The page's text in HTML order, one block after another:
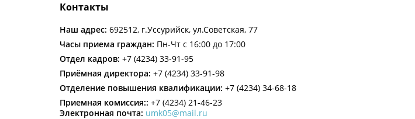
Контакты
Наш адрес: 692512, г.Уссурийск, ул.Советская, 77
Часы приема граждан: Пн-Чт с 16:00 до 17:00
Отдел кадров: +7 (4234) 33-91-95
Приёмная директора: +7 (4234) 33-91-98
Отделение повышения квалификации: +7 (4234) 34-68-18
Приемная комиссия:: +7 (4234) 21-46-23
Электронная почта: umk05@mail.ru